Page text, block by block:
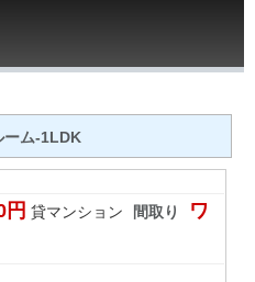
ーム-1LDK
貸マンション 間取り
ワ